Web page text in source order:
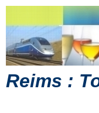
Reims :